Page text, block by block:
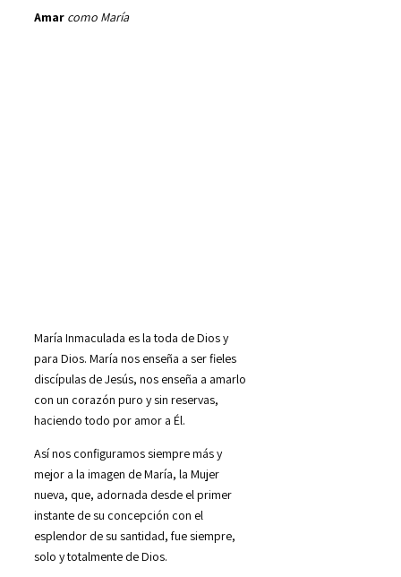
Amar como María
María Inmaculada es la toda de Dios y
para Dios. María nos enseña a ser fieles
discípulas de Jesús, nos enseña a amarlo
con un corazón puro y sin reservas,
haciendo todo por amor a Él.
Así nos configuramos siempre más y
mejor a la imagen de María, la Mujer
nueva, que, adornada desde el primer
instante de su concepción con el
esplendor de su santidad, fue siempre,
solo y totalmente de Dios.